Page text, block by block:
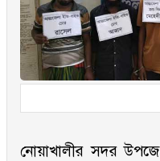
নোয়াখালীর সদর